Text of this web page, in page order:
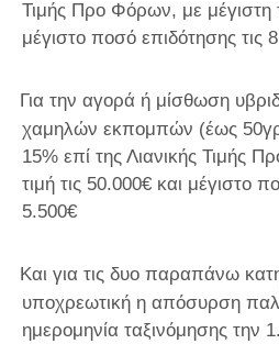
Τιμής Προ Φόρων, με μέγιστη
μέγιστο ποσό επιδότησης τις
Για την αγορά ή μίσθωση
χαμηλών εκπομπών (έως
15% επί της Λιανικής Τιμής
τιμή τις 50.000€ και μέγιστο
5.500€
Και για τις δυο παραπάνω
υποχρεωτική η απόσυρση
ημερομηνία ταξινόμησης την